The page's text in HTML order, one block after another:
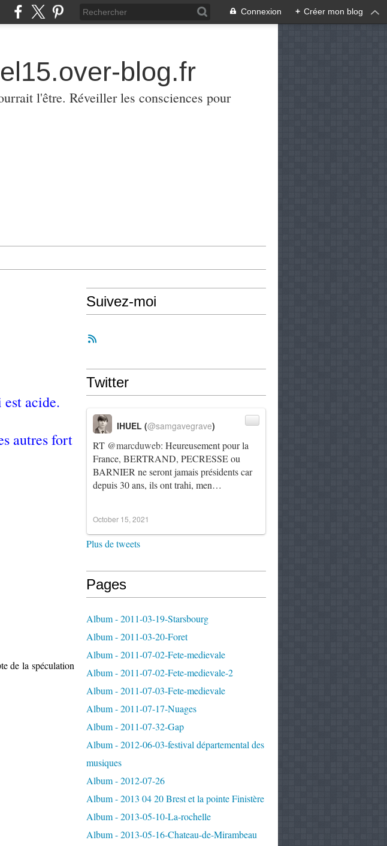
Connexion + Créer mon blog
blog.fr
l'être. Réveiller les consciences pour
acide.
autres fort
de la spéculation
Suivez-moi
Twitter
RT @marcduweb: Heureusement pour la
France, BERTRAND, PECRESSE ou
BARNIER ne seront jamais présidents car
depuis 30 ans, ils ont trahi, men…
IHUEL (@samgavegrave)
October 15, 2021
Plus de tweets
Pages
Album - 2011-03-19-Starsbourg
Album - 2011-03-20-Foret
Album - 2011-07-02-Fete-medievale
Album - 2011-07-02-Fete-medievale-2
Album - 2011-07-03-Fete-medievale
Album - 2011-07-17-Nuages
Album - 2011-07-32-Gap
Album - 2012-06-03-festival départemental des
musiques
Album - 2012-07-26
Album - 2013 04 20 Brest et la pointe Finistère
Album - 2013-05-10-La-rochelle
Album - 2013-05-16-Chateau-de-Mirambeau